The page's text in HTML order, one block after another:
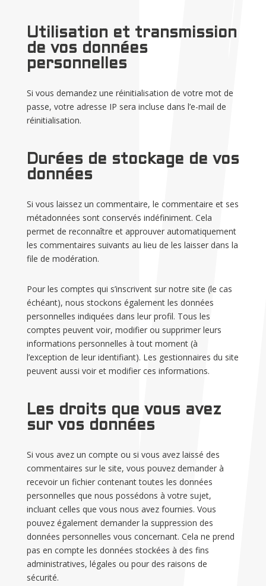
Utilisation et transmission
de vos données
personnelles
Si vous demandez une réinitialisation de votre mot de
passe, votre adresse IP sera incluse dans l’e-mail de
réinitialisation.
Durées de stockage de vos
données
Si vous laissez un commentaire, le commentaire et ses
métadonnées sont conservés indéfiniment. Cela
permet de reconnaître et approuver automatiquement
les commentaires suivants au lieu de les laisser dans la
file de modération.
Pour les comptes qui s’inscrivent sur notre site (le cas
échéant), nous stockons également les données
personnelles indiquées dans leur profil. Tous les
comptes peuvent voir, modifier ou supprimer leurs
informations personnelles à tout moment (à
l’exception de leur identifiant). Les gestionnaires du site
peuvent aussi voir et modifier ces informations.
Les droits que vous avez
sur vos données
Si vous avez un compte ou si vous avez laissé des
commentaires sur le site, vous pouvez demander à
recevoir un fichier contenant toutes les données
personnelles que nous possédons à votre sujet,
incluant celles que vous nous avez fournies. Vous
pouvez également demander la suppression des
données personnelles vous concernant. Cela ne prend
pas en compte les données stockées à des fins
administratives, légales ou pour des raisons de
sécurité.